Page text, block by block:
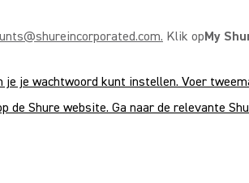
Klik opMy
je wachtwoord kunt instellen. Voer
de Shure website. Ga naar de relevante